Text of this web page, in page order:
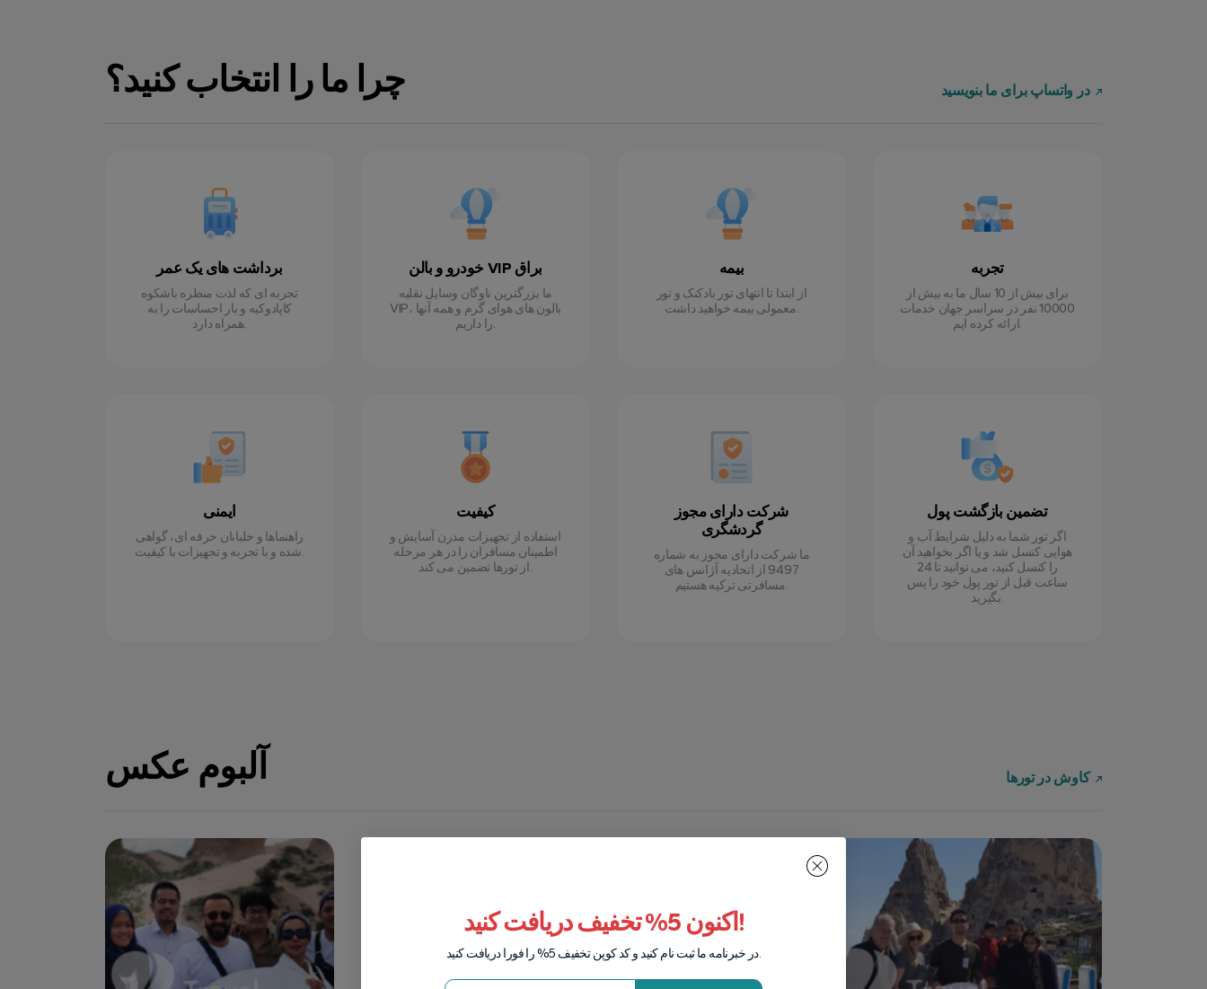
چرا ما را انتخاب کنید؟ در واتساپ برای ما بنویسید
برداشت های یک عمر
تجربه ای که لذت منظره باشکوه
کاپادوکیه و بار احساسات را به
همراه دارد.
خودرو و بالن VIP براق
ما بزرگترین ناوگان وسایل نقلیه
VIP، بالون های هوای گرم و همه آنها
را داریم.
بیمه
از ابتدا تا انتهای تور بادکنک و تور
معمولی بیمه خواهید داشت.
تجربه
برای بیش از 10 سال ما به بیش از
10000 نفر در سراسر جهان خدمات
ارائه کرده ایم.
ایمنی
راهنماها و خلبانان حرفه ای، گواهی
شده و با تجربه و تجهیزات با کیفیت.
کیفیت
استفاده از تجهیزات مدرن آسایش و
اطمینان مسافران را در هر مرحله
از تورها تضمین می کند.
شرکت دارای مجوز
گردشگری
ما شرکت دارای مجوز به شماره
9497 از اتحادیه آژانس های
مسافرتی ترکیه هستیم.
تضمین بازگشت پول
اگر تور شما به دلیل شرایط آب و
هوایی کنسل شد و یا اگر بخواهید آن
را کنسل کنید، می توانید تا 24
ساعت قبل از تور پول خود را پس
بگیرید.
آلبوم عکس کاوش در تورها
اکنون 5% تخفیف دریافت کنید!
در خبرنامه ما ثبت نام کنید و کد کوپن تخفیف 5% را فورا دریافت کنید.